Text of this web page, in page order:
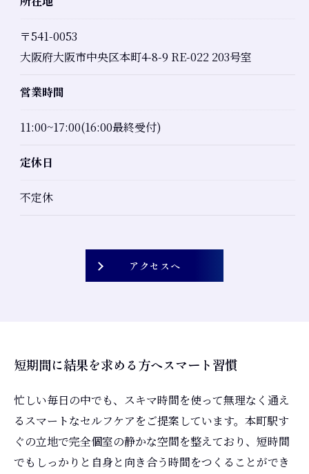
〒541-0053
大阪府大阪市中央区本町4-8-9 RE-022 203号室
営業時間
11:00~17:00(16:00最終受付)
定休日
不定休
アクセスへ
短期間に結果を求める方へスマート習慣
忙しい毎日の中でも、スキマ時間を使って無理なく通え
るスマートなセルフケアをご提案しています。本町駅す
ぐの立地で完全個室の静かな空間を整えており、短時間
でもしっかりと自身と向き合う時間をつくることができ